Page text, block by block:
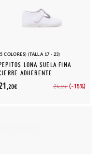
COLORES) (TALLA 17 - 23)
LONA SUELA FINA
ADHERENTE
24,95€ (-15%)
20€